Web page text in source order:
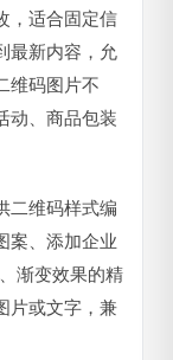
，适合固定信
最新内容，允
维码图片不
动、商品包装
二维码样式编
案、添加企业
渐变效果的精
片或文字，兼